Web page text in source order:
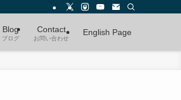
Blog
ブログ
Contact
お問い合わせ
English Page